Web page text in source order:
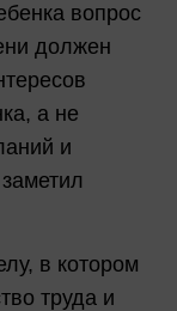
вопрос
должен
а не
и
в котором
труда и